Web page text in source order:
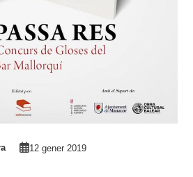
12 gener 2019